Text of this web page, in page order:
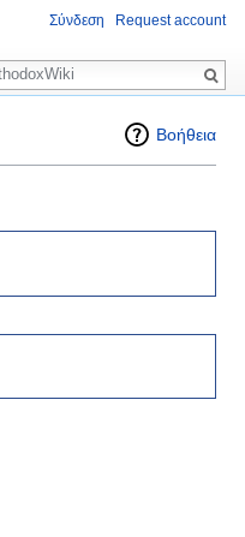
Βοήθεια
Σύνδεση Request account